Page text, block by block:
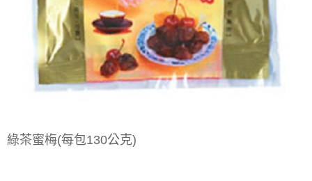
【注意事項】
１．透過由恩沛科技股份有限公司提供之「AFTEE先享後付」服務完成之交
易，需依本服務之必要範圍內提供個人資料，並將交易相關給付款項請求債
權轉讓予恩沛科技股份有限公司。
２．關於個人資料處理事宜，請瀏覽以下網址：
https://aftee.tw/terms/#terms3
３．未成年的使用者請事先徵得法定代理人或監護人之同意方可使用
時審查核予不同之上限額度；若仍有額度不足之情形，本公司將視審查結果
綠茶蜜梅(每包130公克)